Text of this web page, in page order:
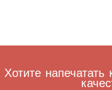
Хотите напечатать